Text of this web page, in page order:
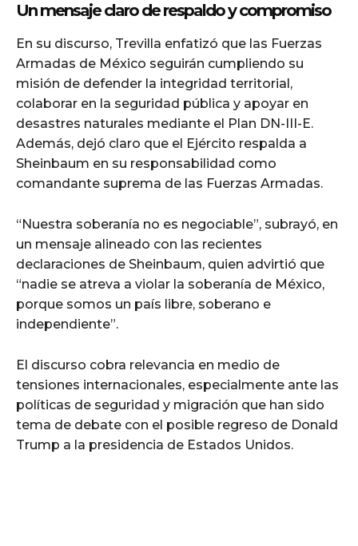
Un mensaje claro de respaldo y compromiso
En su discurso, Trevilla enfatizó que las Fuerzas
Armadas de México seguirán cumpliendo su
misión de defender la integridad territorial,
colaborar en la seguridad pública y apoyar en
desastres naturales mediante el Plan DN-III-E.
Además, dejó claro que el Ejército respalda a
Sheinbaum en su responsabilidad como
comandante suprema de las Fuerzas Armadas.
“Nuestra soberanía no es negociable”, subrayó, en
un mensaje alineado con las recientes
declaraciones de Sheinbaum, quien advirtió que
“nadie se atreva a violar la soberanía de México,
porque somos un país libre, soberano e
independiente”.
El discurso cobra relevancia en medio de
tensiones internacionales, especialmente ante las
políticas de seguridad y migración que han sido
tema de debate con el posible regreso de Donald
Trump a la presidencia de Estados Unidos.